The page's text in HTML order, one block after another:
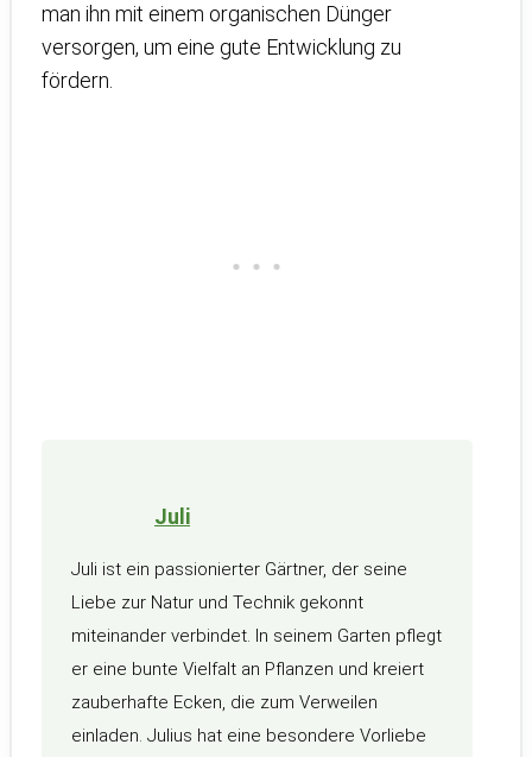
man ihn mit einem organischen Dünger
versorgen, um eine gute Entwicklung zu
fördern.
Juli
Juli ist ein passionierter Gärtner, der seine
Liebe zur Natur und Technik gekonnt
miteinander verbindet. In seinem Garten pflegt
er eine bunte Vielfalt an Pflanzen und kreiert
zauberhafte Ecken, die zum Verweilen
einladen. Julius hat eine besondere Vorliebe